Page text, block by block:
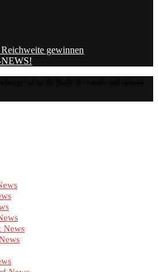
gewinnen
NEWS!
News